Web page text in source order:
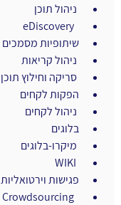
eDiscovery
שיתופיות מסמכים
הפקות לקחים
בלוגים
WIKI
פגישות וירטואליות
Crowdsourcing